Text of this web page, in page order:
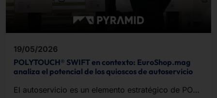
19/05/2026
POLYTOUCH® SWIFT en contexto: EuroShop.mag
analiza el potencial de los quioscos de autoservicio
El autoservicio es un elemento estratégico de POS